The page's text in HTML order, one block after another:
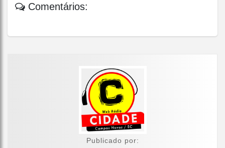
Comentários:
Publicado por: